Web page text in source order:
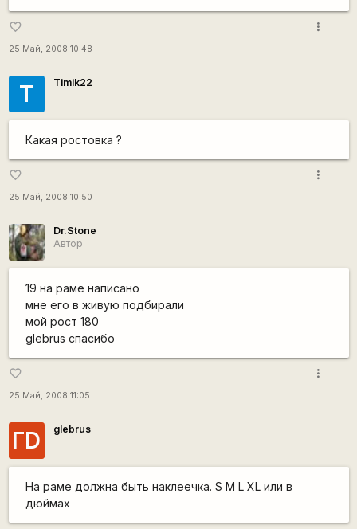
favorite_border
25 Май, 2008 10:48
more_vert
T Timik22
Какая ростовка ?
favorite_border
25 Май, 2008 10:50
more_vert
Dr.Stone
Автор
19 на раме написано
мне его в живую подбирали
мой рост 180
glebrus спасибо
favorite_border
25 Май, 2008 11:05
more_vert
ГD glebrus
На раме должна быть наклеечка. S M L XL или в
дюймах